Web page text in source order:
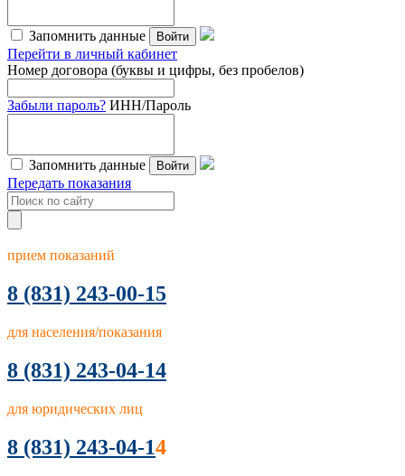
Запомнить данные Войти
Перейти в личный кабинет
Номер договора (буквы и цифры, без пробелов)
Забыли пароль? ИНН/Пароль
Запомнить данные Войти
Передать показания
прием показаний
8 (831) 243-00-15
для населения/показания
8 (831) 243-04-14
для юридических лиц
8 (831) 243-04-14